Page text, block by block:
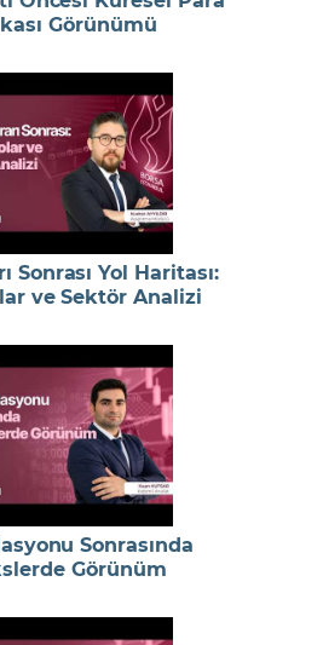
Görünümü
Sonrası Yol Haritası:
ve Sektör Analizi
Sonrasında
Görünüm